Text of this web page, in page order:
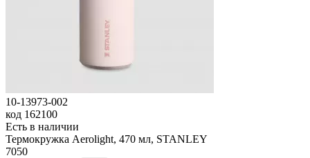
10-13973-002
код 162100
Есть в наличии
Термокружка Aerolight, 470 мл, STANLEY
7050